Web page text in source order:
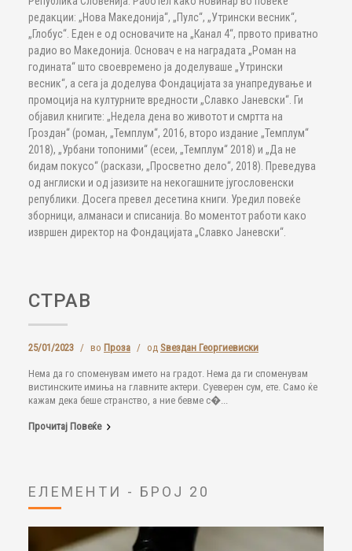
редакции: „Нова Македонија“, „Пулс“, „Утрински весник“,
„Глобус“. Еден е од основачите на „Канал 4“, првото приватно
радио во Македонија. Основач е на наградата „Роман на
годината“ што своевремено ја доделуваше „Утрински
весник“, а сега ја доделува Фондацијата за унапредување и
промоција на културните вредности „Славко Јаневски“. Ги
објавил книгите: „Недела дена во животот и смртта на
Гроздан“ (роман, „Темплум“, 2016, второ издание „Темплум“
2018), „Урбани топоними“ (есеи, „Темплум“ 2018) и „Да не
бидам покусо“ (раскази, „Просветно дело“, 2018). Преведува
од англиски и од јазизите на некогашните југословенски
републики. Досега превел десетина книги. Уредил повеќе
зборници, алманаси и списанија. Во моментот работи како
извршен директор на Фондацијата „Славко Јаневски“.
СТРАВ
25/01/2023 / во Проза / од Ѕвездан Георгиевиски
Нема да го споменувам името на градот. Нема да ги споменувам
вистинските имиња на главните актери. Суеверен сум, ете. Само ќе
кажам дека беше странство, а ние бевме с�...
Прочитај Повеќе
ЕЛЕМЕНТИ - БРОЈ 20